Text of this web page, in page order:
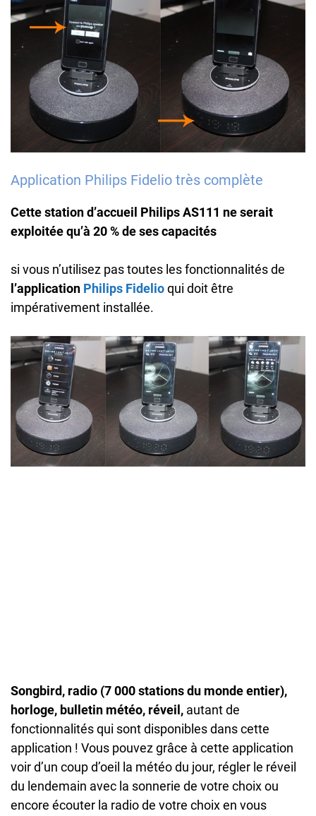
Application Philips Fidelio très complète
Cette station d’accueil Philips AS111 ne serait
exploitée qu’à 20 % de ses capacités
si vous n’utilisez pas toutes les fonctionnalités de
l’application Philips Fidelioqui doit être
impérativement installée.
Songbird, radio (7 000 stations du monde entier),
horloge, bulletin météo, réveil, autant de
fonctionnalités qui sont disponibles dans cette
application ! Vous pouvez grâce à cette application
voir d’un coup d’oeil la météo du jour, régler le réveil
du lendemain avec la sonnerie de votre choix ou
encore écouter la radio de votre choix en vous